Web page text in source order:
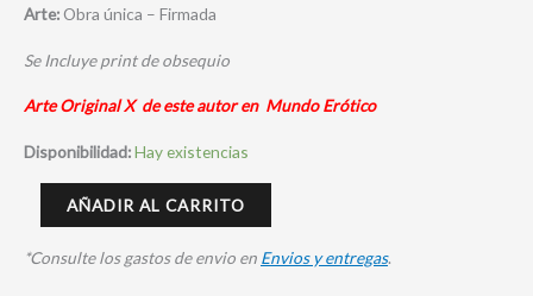
Arte: Obra única – Firmada
Se Incluye print de obsequio
Arte Original X de este autor en Mundo Erótico
Disponibilidad:Hay existencias
AÑADIR AL CARRITO
*Consulte los gastos de envio en Envios y entregas.